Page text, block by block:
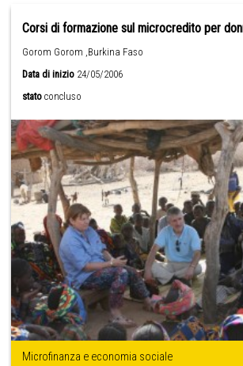
Corsi di formazione sul microcredito per
Gorom Gorom ,Burkina Faso
Data di inizio 24/05/2006
stato concluso
Microfinanza e economia sociale